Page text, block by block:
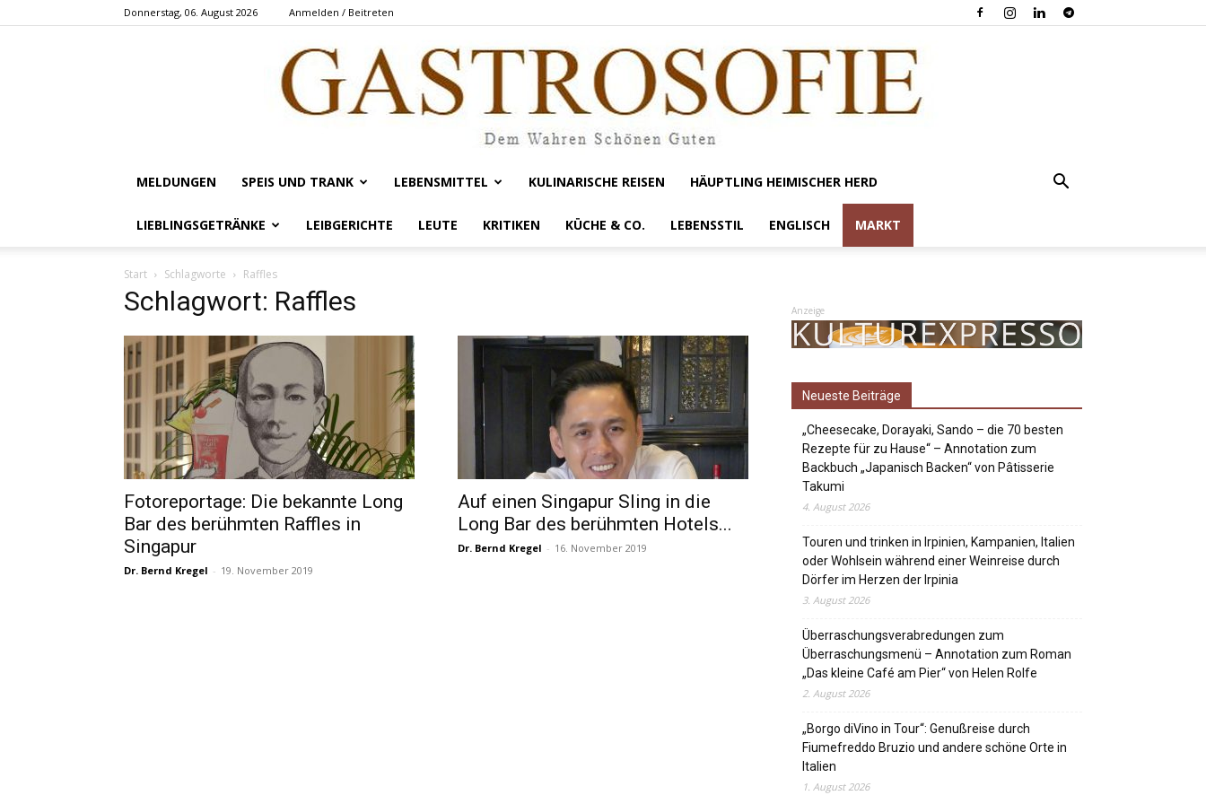
Donnerstag, 06. August 2026 Anmelden / Beitreten
Gastrosofie
MELDUNGEN SPEIS UND TRANK LEBENSMITTEL KULINARISCHE REISEN HÄUPTLING HEIMISCHER HERD
LIEBLINGSGETRÄNKE LEIBGERICHTE LEUTE KRITIKEN KÜCHE & CO. LEBENSSTIL ENGLISCH MARKT
Start Schlagworte Raffles
Schlagwort: Raffles
Fotoreportage: Die bekannte Long
Bar des berühmten Raffles in
Singapur
Dr. Bernd Kregel - 19. November 2019
Auf einen Singapur Sling in die
Long Bar des berühmten Hotels...
Dr. Bernd Kregel - 16. November 2019
Anzeige
Neueste Beiträge
„Cheesecake, Dorayaki, Sando – die 70 besten
Rezepte für zu Hause“ – Annotation zum
Backbuch „Japanisch Backen“ von Pâtisserie
Takumi
4. August 2026
Touren und trinken in Irpinien, Kampanien, Italien
oder Wohlsein während einer Weinreise durch
Dörfer im Herzen der Irpinia
3. August 2026
Überraschungsverabredungen zum
Überraschungsmenü – Annotation zum Roman
„Das kleine Café am Pier“ von Helen Rolfe
2. August 2026
„Borgo diVino in Tour“: Genußreise durch
Fiumefreddo Bruzio und andere schöne Orte in
Italien
1. August 2026